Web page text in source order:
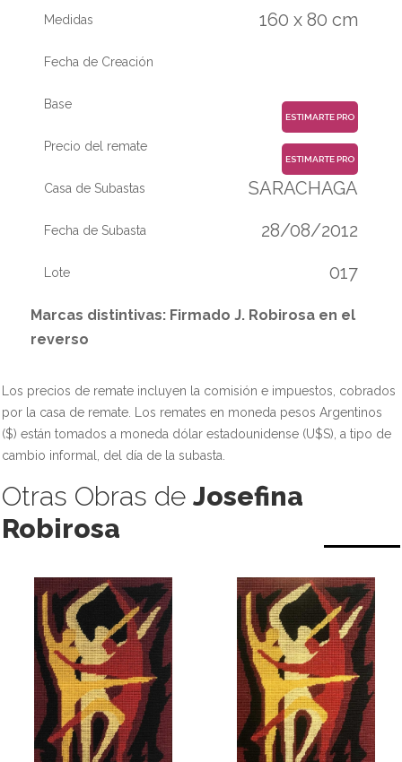
Medidas 160 x 80 cm
Fecha de Creación
Base
ESTIMARTE PRO
Precio del remate
ESTIMARTE PRO
Casa de Subastas SARACHAGA
Fecha de Subasta 28/08/2012
Lote 017
Marcas distintivas: Firmado J. Robirosa en el
reverso
Los precios de remate incluyen la comisión e impuestos, cobrados
por la casa de remate. Los remates en moneda pesos Argentinos
($) están tomados a moneda dólar estadounidense (U$S), a tipo de
cambio informal, del día de la subasta.
Otras Obras de Josefina
Robirosa